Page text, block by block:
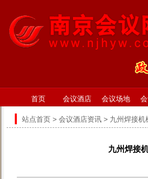
首页 会议酒店 会议场地
站点首页 > 会议酒店资讯 > 九州焊接机
九州焊接